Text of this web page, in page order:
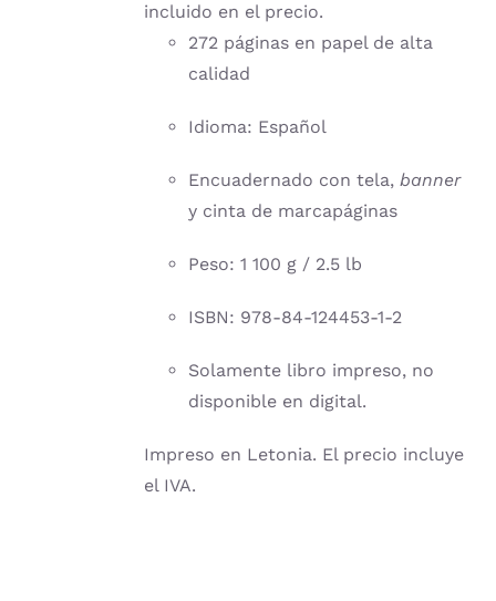
incluido en el precio.
272 páginas en papel de alta
calidad
Idioma: Español
Encuadernado con tela,banner
y cinta de marcapáginas
Peso: 1 100 g / 2.5 lb
ISBN: 978-84-124453-1-2
Solamente libro impreso, no
disponible en digital.
Impreso en Letonia. El precio incluye
el IVA.